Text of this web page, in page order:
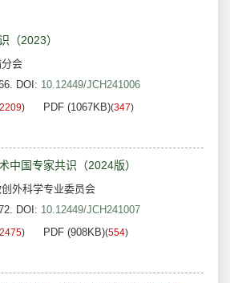
（2023）
会
DOI: 10.12449/JCH241006
2209) PDF (1067KB)(347)
中国专家共识（2024版）
外科学专业委员会
DOI: 10.12449/JCH241007
2475) PDF (908KB)(554)